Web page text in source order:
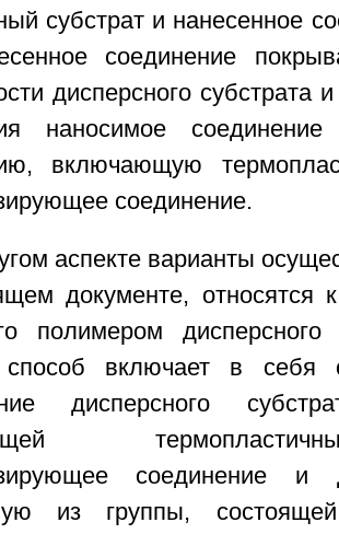
субстрат и нанесенное
соединение
дисперсного субстрата
наносимое
включающую
соединение.
аспекте варианты
документе, относятся
полимером
включает в себя
дисперсного
соединение и
из группы, состоящей